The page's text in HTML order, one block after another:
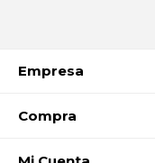
Empresa
Compra